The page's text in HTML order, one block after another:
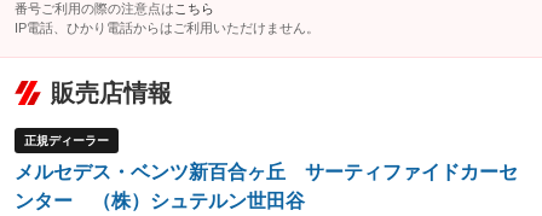
ウォークスルー
：装備なし ：装備なし
シートエアコン
サイドカメラ
：装備あり
エアサスペンション
：装備なし
番号ご利用の際の注意点は こちら
IP電話、ひかり電話からはご利用いただけません。
販売店情報
正規ディーラー
メルセデス・ベンツ新百合ヶ丘 サーティファイドカーセ
ンター （株）シュテルン世田谷